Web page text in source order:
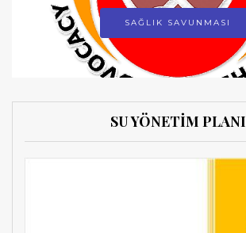
SAĞLIK SAVUNMASI
SU YÖNETİM PLANI